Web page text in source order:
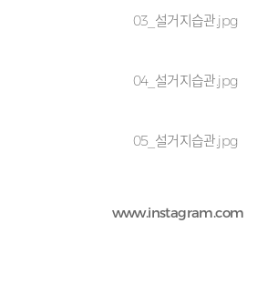
www.instagram.com